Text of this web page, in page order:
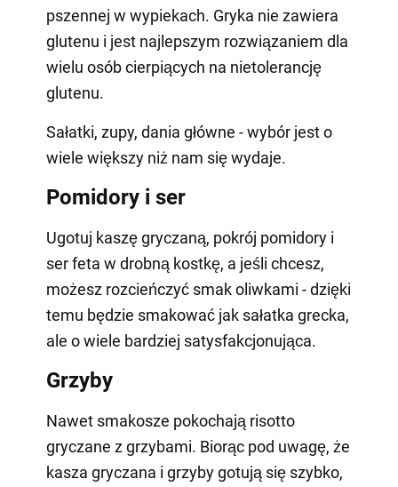
pszennej w wypiekach. Gryka nie zawiera
glutenu i jest najlepszym rozwiązaniem dla
wielu osób cierpiących na nietolerancję
glutenu.
Sałatki, zupy, dania główne - wybór jest o
wiele większy niż nam się wydaje.
Pomidory i ser
Ugotuj kaszę gryczaną, pokrój pomidory i
ser feta w drobną kostkę, a jeśli chcesz,
możesz rozcieńczyć smak oliwkami - dzięki
temu będzie smakować jak sałatka grecka,
ale o wiele bardziej satysfakcjonująca.
Grzyby
Nawet smakosze pokochają risotto
gryczane z grzybami. Biorąc pod uwagę, że
kasza gryczana i grzyby gotują się szybko,